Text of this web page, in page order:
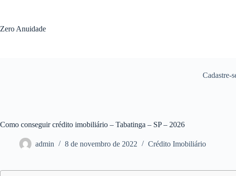
conteúdo
Zero Anuidade
Cadastre-
Como conseguir crédito imobiliário – Tabatinga – SP – 2026
admin 8 de novembro de 2022 Crédito Imobiliário